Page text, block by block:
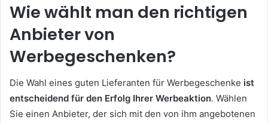
Wie wählt man den richtigen
Anbieter von
Werbegeschenken?
Die Wahl eines guten Lieferanten für Werbegeschenke ist
entscheidend für den Erfolg Ihrer Werbeaktion. Wählen
Sie einen Anbieter, der sich mit den von ihm angebotenen